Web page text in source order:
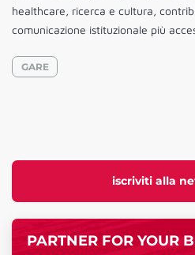
iscriviti alla
PARTNER FOR YOUR
healthcare, ricerca e cultura,
comunicazione istituzionale più
GARE